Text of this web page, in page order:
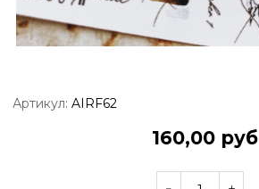
Артикул: AIRF62
160,00 руб